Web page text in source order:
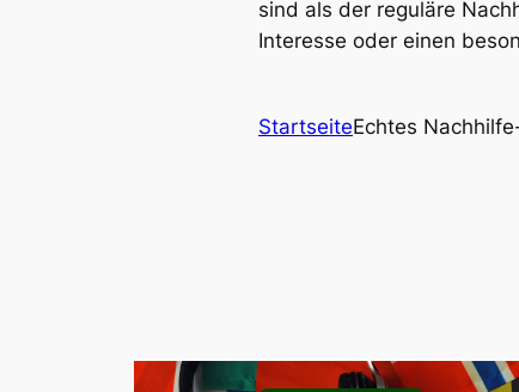
sind als der reguläre
Interesse oder einen
StartseiteEchtes